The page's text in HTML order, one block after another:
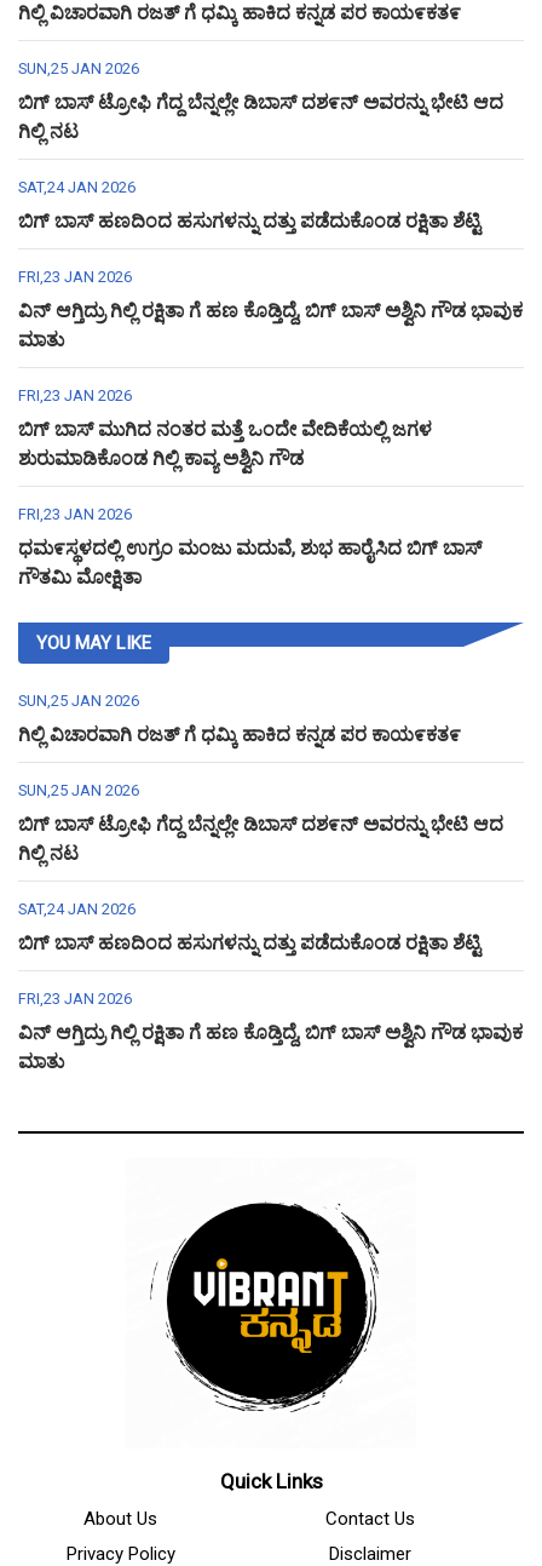
ಗಿಲ್ಲಿ ವಿಚಾರವಾಗಿ ರಜತ್ ಗೆ ಧಮ್ಕಿ ಹಾಕಿದ ಕನ್ನಡ ಪರ ಕಾಯ೯ಕತ೯
SUN,25 JAN 2026
ಬಿಗ್ ಬಾಸ್ ಟ್ರೋಫಿ ಗೆದ್ದ ಬೆನ್ನಲ್ಲೇ ಡಿಬಾಸ್ ದಶ೯ನ್ ಅವರನ್ನು ಭೇಟಿ ಆದ
ಗಿಲ್ಲಿ ನಟ
SAT,24 JAN 2026
ಬಿಗ್ ಬಾಸ್ ಹಣದಿಂದ ಹಸುಗಳನ್ನು ದತ್ತು ಪಡೆದುಕೊಂಡ ರಕ್ಷಿತಾ ಶೆಟ್ಟಿ
FRI,23 JAN 2026
ವಿನ್ ಆಗ್ತಿದ್ರು ಗಿಲ್ಲಿ ರಕ್ಷಿತಾ ಗೆ ಹಣ ಕೊಡ್ತಿದ್ದೆ, ಬಿಗ್ ಬಾಸ್ ಅಶ್ವಿನಿ ಗೌಡ ಭಾವುಕ
ಮಾತು
FRI,23 JAN 2026
ಬಿಗ್ ಬಾಸ್ ಮುಗಿದ ನಂತರ ಮತ್ತೆ ಒಂದೇ ವೇದಿಕೆಯಲ್ಲಿ ಜಗಳ
ಶುರುಮಾಡಿಕೊಂಡ ಗಿಲ್ಲಿ ಕಾವ್ಯ ಅಶ್ವಿನಿ ಗೌಡ
FRI,23 JAN 2026
ಧಮ೯ಸ್ಥಳದಲ್ಲಿ ಉಗ್ರಂ ಮಂಜು ಮದುವೆ, ಶುಭ ಹಾರೈಸಿದ ಬಿಗ್ ಬಾಸ್
ಗೌತಮಿ ಮೋಕ್ಷಿತಾ
YOU MAY LIKE
SUN,25 JAN 2026
ಗಿಲ್ಲಿ ವಿಚಾರವಾಗಿ ರಜತ್ ಗೆ ಧಮ್ಕಿ ಹಾಕಿದ ಕನ್ನಡ ಪರ ಕಾಯ೯ಕತ೯
SUN,25 JAN 2026
ಬಿಗ್ ಬಾಸ್ ಟ್ರೋಫಿ ಗೆದ್ದ ಬೆನ್ನಲ್ಲೇ ಡಿಬಾಸ್ ದಶ೯ನ್ ಅವರನ್ನು ಭೇಟಿ ಆದ
ಗಿಲ್ಲಿ ನಟ
SAT,24 JAN 2026
ಬಿಗ್ ಬಾಸ್ ಹಣದಿಂದ ಹಸುಗಳನ್ನು ದತ್ತು ಪಡೆದುಕೊಂಡ ರಕ್ಷಿತಾ ಶೆಟ್ಟಿ
FRI,23 JAN 2026
ವಿನ್ ಆಗ್ತಿದ್ರು ಗಿಲ್ಲಿ ರಕ್ಷಿತಾ ಗೆ ಹಣ ಕೊಡ್ತಿದ್ದೆ, ಬಿಗ್ ಬಾಸ್ ಅಶ್ವಿನಿ ಗೌಡ ಭಾವುಕ
ಮಾತು
Quick Links
About Us
Contact Us
Privacy Policy
Disclaimer